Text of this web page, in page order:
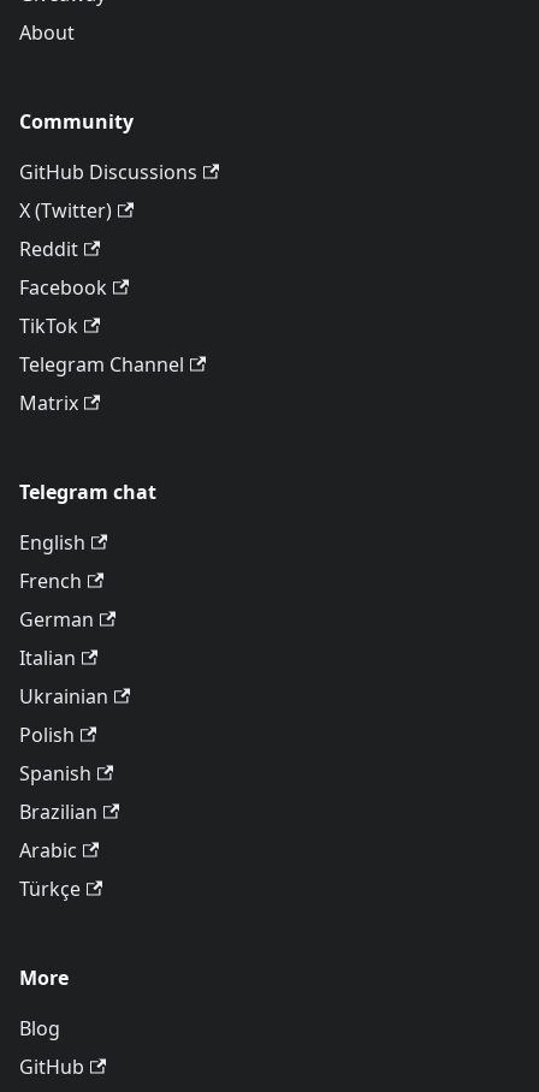
About
Community
GitHub Discussions
X (Twitter)
Reddit
Facebook
TikTok
Telegram Channel
Matrix
Telegram chat
English
French
German
Italian
Ukrainian
Polish
Spanish
Brazilian
Arabic
Türkçe
More
Blog
GitHub